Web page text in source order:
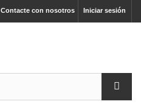
Iniciar sesión
Contacte con nosotros